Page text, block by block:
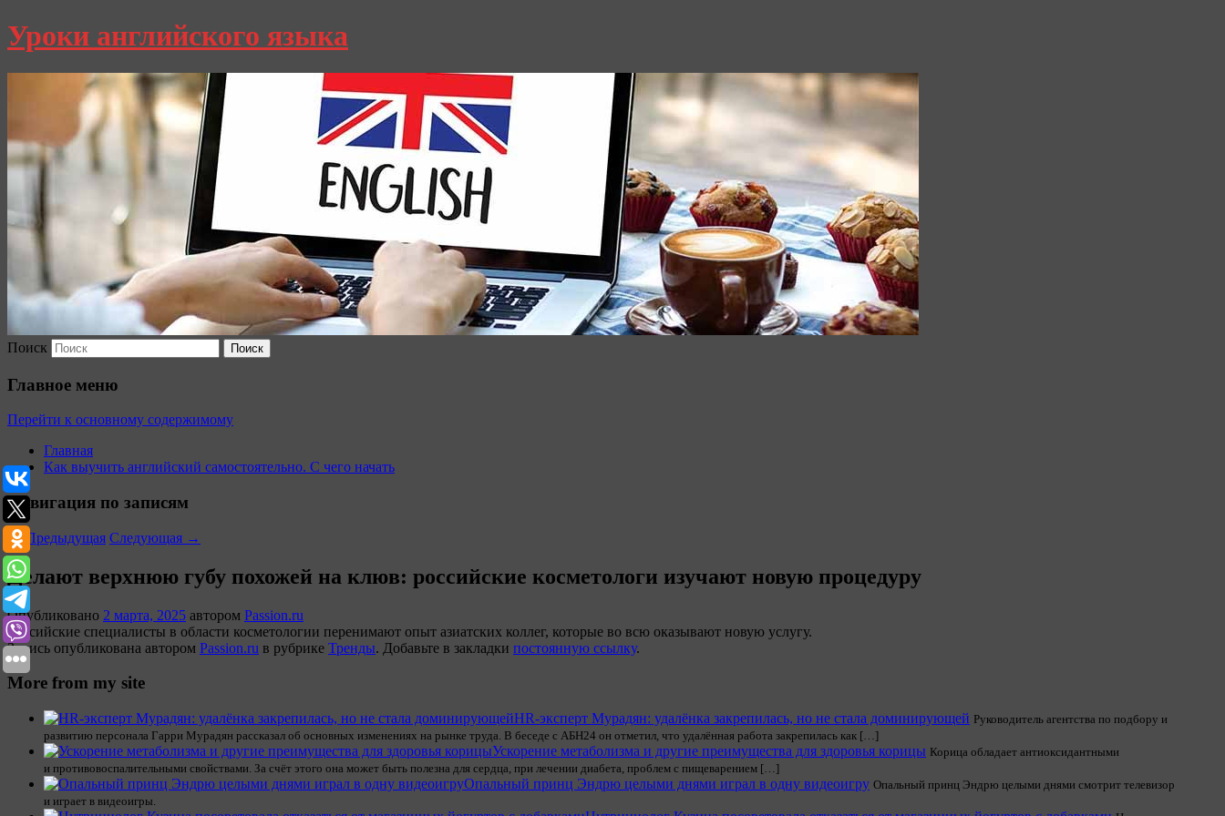
Уроки английского языка
Поиск
Главное меню
Перейти к основному содержимому
Главная
Как выучить английский самостоятельно. С чего начать
Навигация по записям
←Предыдущая Следующая →
Делают верхнюю губу похожей на клюв: российские косметологи изучают новую процедуру
Опубликовано 2 марта, 2025 автором Passion.ru
Российские специалисты в области косметологии перенимают опыт азиатских коллег, которые во всю оказывают новую услугу.
Запись опубликована автором Passion.ru в рубрике Тренды. Добавьте в закладки постоянную ссылку.
More from my site
HR-эксперт Мурадян: удалёнка закрепилась, но не стала доминирующей Руководитель агентства по подбору и
развитию персонала Гарри Мурадян рассказал об основных изменениях на рынке труда. В беседе с АБН24 он отметил, что удалённая работа закрепилась как […]
Ускорение метаболизма и другие преимущества для здоровья корицы Корица обладает антиоксидантными
и противовоспалительными свойствами. За счёт этого она может быть полезна для сердца, при лечении диабета, проблем с пищеварением […]
Опальный принц Эндрю целыми днями играл в одну видеоигру Опальный принц Эндрю целыми днями смотрит телевизор
и играет в видеоигры.